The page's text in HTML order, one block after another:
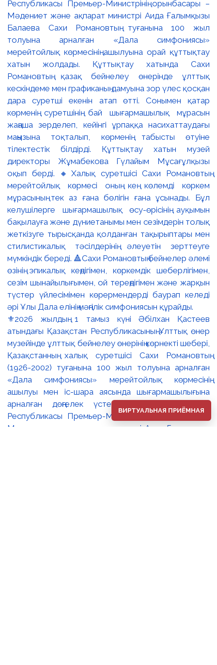
⚜️2026 жылдың 1 тамыз күні Әбілхан Қастеев
атындағы Қазақстан Республикасының Ұлттық өнер
музейінде ұлттық бейнелеу өнерінің көрнекті шебері,
Қазақстанның халық суретшісі Сахи Романовтың
(1926-2002) туғанына 100 жыл толуына арналған
«Дала симфониясы» мерейтойлық көрмесінің
ашылуы мен іс-шара аясында шығармашылығына
арналған дөңгелек үстел өтті. 🔹Қазақстан
Республикасы Премьер-Министрінің орынбасары –
Мәдениет және ақпарат министрі Аида Ғалымқызы
ВИРТУАЛЬНАЯ ПРИЁМНАЯ